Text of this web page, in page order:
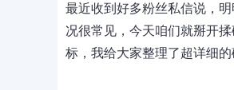
最近收到好多粉丝私信说，
况很常见，今天咱们就掰开
标，我给大家整理了超详细